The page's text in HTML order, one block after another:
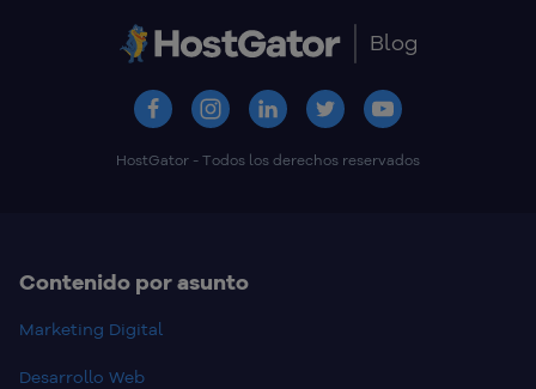
Blog
HostGator - Todos los derechos reservados
Contenido por asunto
Marketing Digital
Desarrollo Web